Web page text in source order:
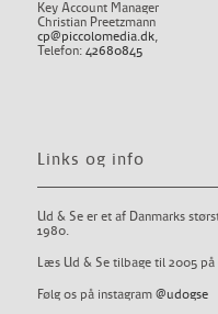
Key Account Manager
Christian Preetzmann
cp@piccolomedia.dk,
Telefon: 42680845
Links og info
Ud & Se er et af Danmarks
1980.
Læs Ud & Se tilbage til 2005 på
Følg os på instagram @udogse